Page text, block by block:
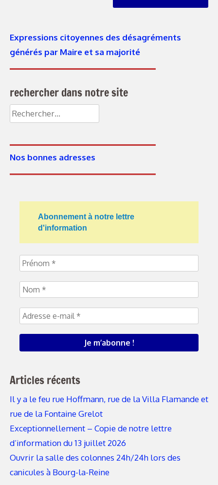
Expressions citoyennes des désagréments
générés par Maire et sa majorité
rechercher dans notre site
Nos bonnes adresses
Abonnement à notre lettre
d'information
Articles récents
Il y a le feu rue Hoffmann, rue de la Villa Flamande et
rue de la Fontaine Grelot
Exceptionnellement – Copie de notre lettre
d’information du 13 juillet 2026
Ouvrir la salle des colonnes 24h/24h lors des
canicules à Bourg-la-Reine